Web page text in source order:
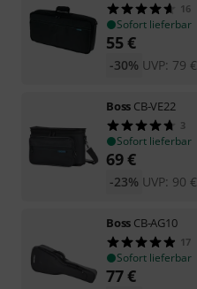
16
Sofort lieferbar
55€
UVP: 79 €
-30%
Boss CB-VE22
3
Sofort lieferbar
69€
UVP: 90 €
-23%
Boss CB-AG10
17
Sofort lieferbar
77€